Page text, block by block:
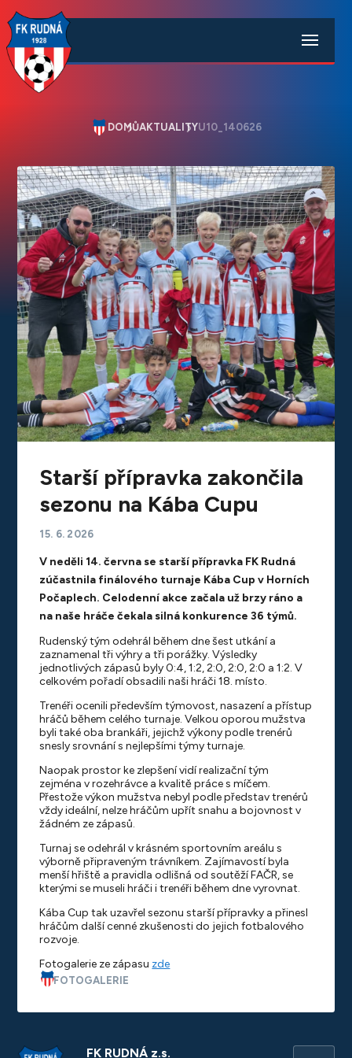
DOMŮAKTUALITYU10_140626
Starší přípravka zakončila
sezonu na Kába Cupu
15. 6. 2026
V neděli 14. června se starší přípravka FK Rudná
zúčastnila finálového turnaje Kába Cup v Horních
Počaplech. Celodenní akce začala už brzy ráno a
na naše hráče čekala silná konkurence 36 týmů.
Rudenský tým odehrál během dne šest utkání a
zaznamenal tři výhry a tři porážky. Výsledky
jednotlivých zápasů byly 0:4, 1:2, 2:0, 2:0, 2:0 a 1:2. V
celkovém pořadí obsadili naši hráči 18. místo.
Trenéři ocenili především týmovost, nasazení a přístup
hráčů během celého turnaje. Velkou oporou mužstva
byli také oba brankáři, jejichž výkony podle trenérů
snesly srovnání s nejlepšími týmy turnaje.
Naopak prostor ke zlepšení vidí realizační tým
zejména v rozehrávce a kvalitě práce s míčem.
Přestože výkon mužstva nebyl podle představ trenérů
vždy ideální, nelze hráčům upřít snahu a bojovnost v
žádném ze zápasů.
Turnaj se odehrál v krásném sportovním areálu s
výborně připraveným trávníkem. Zajímavostí byla
menší hřiště a pravidla odlišná od soutěží FAČR, se
kterými se museli hráči i trenéři během dne vyrovnat.
Kába Cup tak uzavřel sezonu starší přípravky a přinesl
hráčům další cenné zkušenosti do jejich fotbalového
rozvoje.
Fotogalerie ze zápasu zde
FOTOGALERIE
FK RUDNÁ z.s.